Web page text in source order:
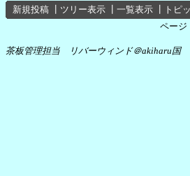
新規投稿 ツリー表示 一覧表示 トピ
ページ
茶板管理担当 リバーウィンド＠akiharu国